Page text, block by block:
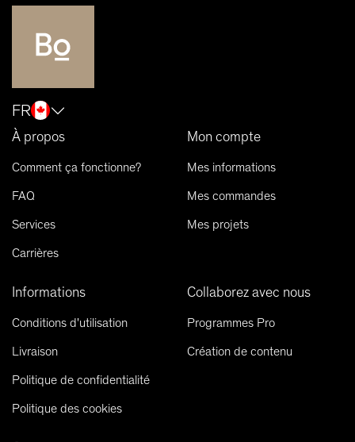
FR
À propos
Comment ça fonctionne?
FAQ
Services
Carrières
Mon compte
Mes informations
Mes commandes
Mes projets
Informations
Conditions d'utilisation
Livraison
Politique de confidentialité
Politique des cookies
Collaborez avec nous
Programmes Pro
Création de contenu